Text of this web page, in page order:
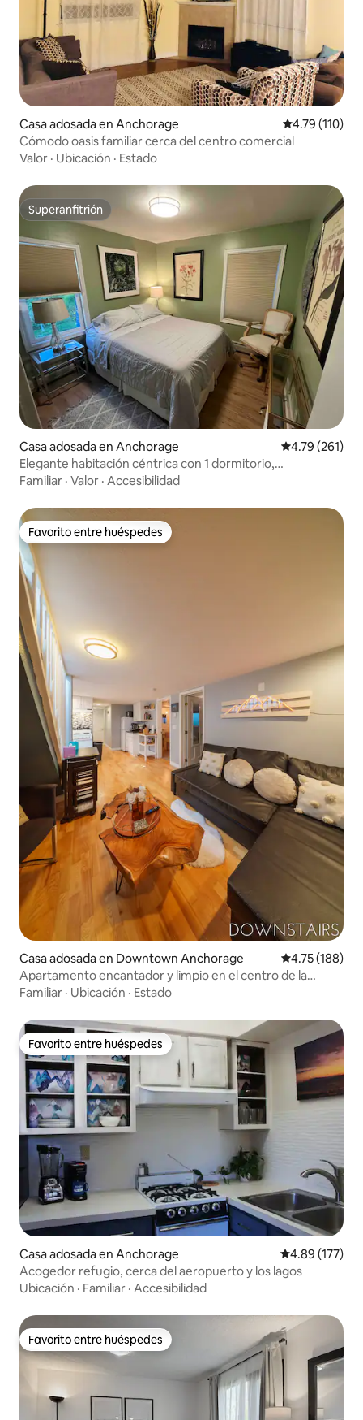
Casa adosada en Anchorage Calificación
4.79 (110)
Cómodo oasis familiar cerca del centro comercial
Valor · Ubicación · Estado
Superanfitrión
Superanfitrión
Casa adosada en Anchorage Calificación
4.79 (261)
Elegante habitación céntrica con 1 dormitorio,
aparcamiento y lavandería
Familiar · Valor · Accesibilidad
Favorito entre huéspedes
Favorito entre huéspedes
Casa adosada en Downtown Anchorage Calificación
4.75 (188)
Apartamento encantador y limpio en el centro de la
ciudad - 2 dormitorios/1 baño
Familiar · Ubicación · Estado
Favorito entre huéspedes
Favorito entre huéspedes
Casa adosada en Anchorage Calificación
4.89 (177)
Acogedor refugio, cerca del aeropuerto y los lagos
Ubicación · Familiar · Accesibilidad
Favorito entre huéspedes
Favorito entre huéspedes